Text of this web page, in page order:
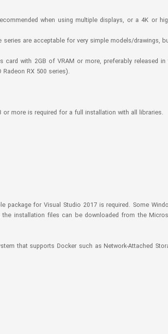
when using multiple displays, or a 4K or
are acceptable for very simple models/drawings,
card with 2GB of VRAM or more, preferably released in
Radeon RX 500 series).
more is required for a full installation with all libraries.
for Visual Studio 2017 is required. Some
installation files can be downloaded from the
that supports Docker such as Network-Attached